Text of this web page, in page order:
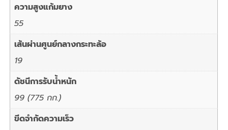
ความสูงแก้มยาง
55
เส้นผ่านศูนย์กลางกระทะล้อ
19
ดัชนีการรับน้ำหนัก
99 (775 กก.)
ขีดจำกัดความเร็ว